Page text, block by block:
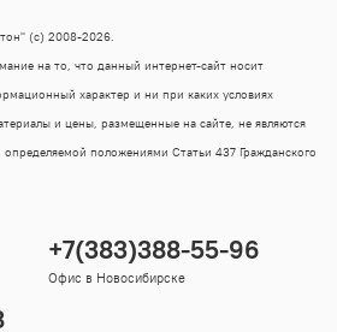
+7(383)388-55-96
Офис в Новосибирске
(с) 2008-2026.
на то, что данный интернет-сайт носит
характер и ни при каких условиях
и цены, размещенные на сайте, не являются
положениями Статьи 437 Гражданского